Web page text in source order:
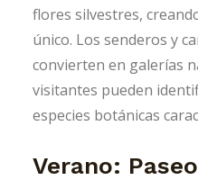
flores silvestres,
único. Los senderos y
convierten en galerías
visitantes pueden
especies botánicas
Verano: